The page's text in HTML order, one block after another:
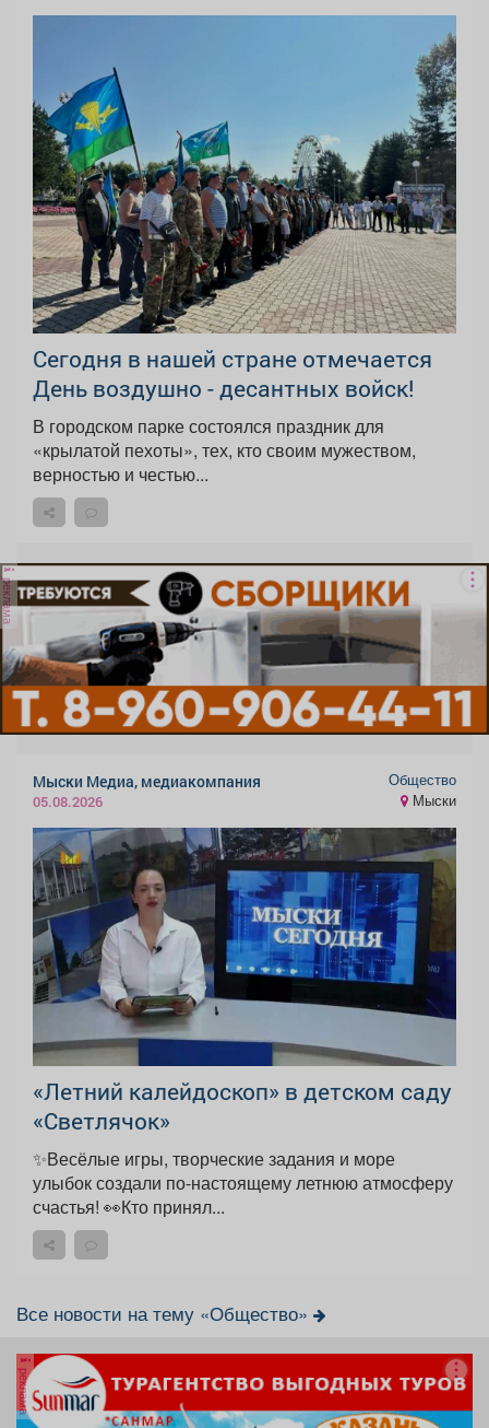
Сегодня в нашей стране отмечается
День воздушно - десантных войск!
В городском парке состоялся праздник для
«крылатой пехоты», тех, кто своим мужеством,
верностью и честью...
реклама
Мыски Медиа, медиакомпания
05.08.2026
Общество
Мыски
«Летний калейдоскоп» в детском саду
«Светлячок»
✨Весёлые игры, творческие задания и море
улыбок создали по-настоящему летнюю атмосферу
счастья! 👀Кто принял...
Все новости на тему «Общество»
реклама